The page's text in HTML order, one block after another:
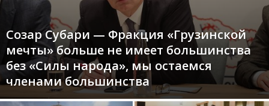
Созар Субари — Фракция «Грузинской
мечты» больше не имеет большинства
без «Силы народа», мы остаемся
членами большинства